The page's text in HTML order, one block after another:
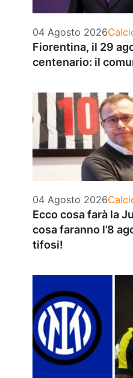
04 Agosto 2026
Fiorentina, il 29
centenario: il
04 Agosto 2026
Ecco cosa farà la
cosa faranno l’8
tifosi!